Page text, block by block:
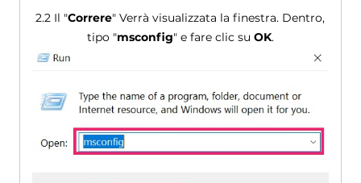
2.2 Il "Correre" Verrà visualizzata la finestra. Dentro,
tipo "msconfig" e fare clic su OK.